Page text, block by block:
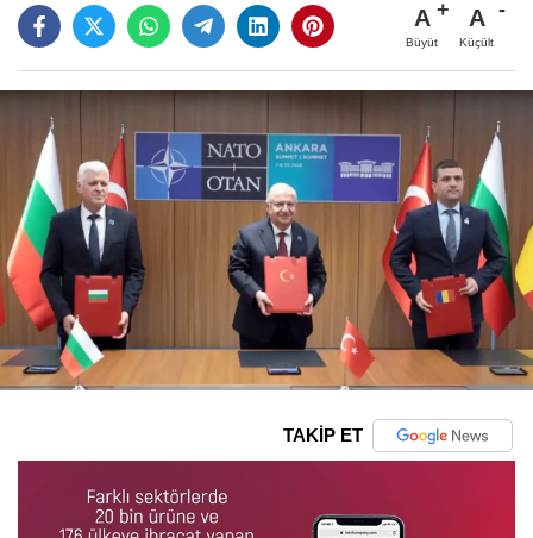
A
Büyüt
A
Küçült
TAKİP ET